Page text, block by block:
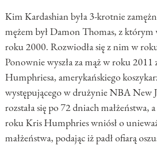
Kim Kardashian była 3-krotnie
mężem był Damon Thomas, z którym
roku 2000. Rozwiodła się z nim w
Ponownie wyszła za mąż w roku 2011
Humphriesa, amerykańskiego
występującego w drużynie NBA New
rozstała się po 72 dniach małżeństwa,
roku Kris Humphries wniósł o
małżeństwa, podając iż padł ofiarą